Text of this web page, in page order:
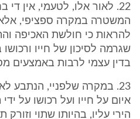
22. לאור אלו, לטעמי, אין
המשטרה במקרה ספציפי,
להראות כי חולשת האכיפה
שגרמה לסיכון של חייו
בדין עצמי לרבות באמצעים
23. במקרה שלפניי, הנתבע
איום על חייו ועל רכושו על
הירי עליו, בהיותו שתוי